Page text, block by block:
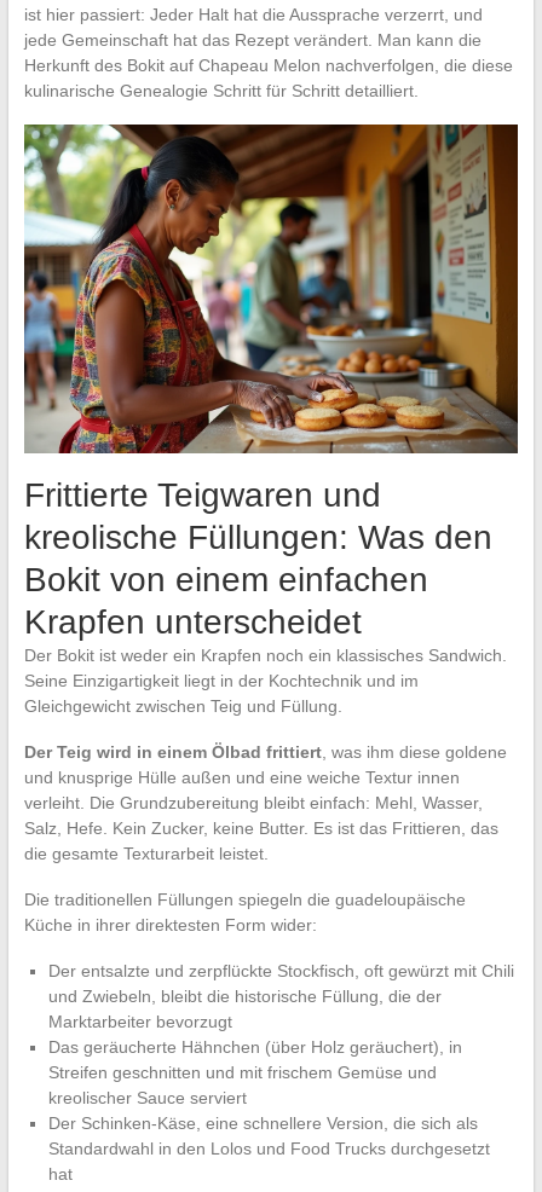
ist hier passiert: Jeder Halt hat die Aussprache verzerrt, und
jede Gemeinschaft hat das Rezept verändert. Man kann die
Herkunft des Bokit auf Chapeau Melon nachverfolgen, die diese
kulinarische Genealogie Schritt für Schritt detailliert.
Frittierte Teigwaren und
kreolische Füllungen: Was den
Bokit von einem einfachen
Krapfen unterscheidet
Der Bokit ist weder ein Krapfen noch ein klassisches Sandwich.
Seine Einzigartigkeit liegt in der Kochtechnik und im
Gleichgewicht zwischen Teig und Füllung.
Der Teig wird in einem Ölbad frittiert, was ihm diese goldene
und knusprige Hülle außen und eine weiche Textur innen
verleiht. Die Grundzubereitung bleibt einfach: Mehl, Wasser,
Salz, Hefe. Kein Zucker, keine Butter. Es ist das Frittieren, das
die gesamte Texturarbeit leistet.
Die traditionellen Füllungen spiegeln die guadeloupäische
Küche in ihrer direktesten Form wider:
Der entsalzte und zerpflückte Stockfisch, oft gewürzt mit Chili
und Zwiebeln, bleibt die historische Füllung, die der
Marktarbeiter bevorzugt
Das geräucherte Hähnchen (über Holz geräuchert), in
Streifen geschnitten und mit frischem Gemüse und
kreolischer Sauce serviert
Der Schinken-Käse, eine schnellere Version, die sich als
Standardwahl in den Lolos und Food Trucks durchgesetzt
hat